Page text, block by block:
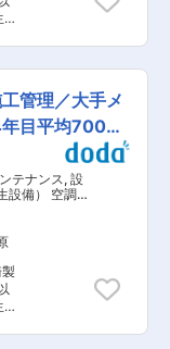
管理／大手メ
目平均700万
テナンス, 設
設備） 空調・